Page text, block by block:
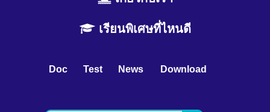
เรียนพิเศษที่ไหนดี
Doc Test News Download